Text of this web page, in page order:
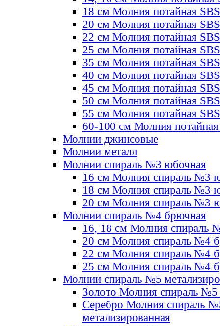
18 см Молния потайная SBS
20 см Молния потайная SBS
22 см Молния потайная SBS
25 см Молния потайная SBS
35 см Молния потайная SBS
40 см Молния потайная SBS
45 см Молния потайная SBS
50 см Молния потайная SBS
55 см Молния потайная SBS
60-100 см Молния
Молнии джинсовые
Молнии металл
Молнии спираль №3 юбочная
16 см Молния спираль №3
18 см Молния спираль №3
20 см Молния спираль №3
Молнии спираль №4 брючная
16, 18 см Молния спираль
20 см Молния спираль №4
22 см Молния спираль №4
25 см Молния спираль №4
Молнии спираль №5
Золото Молния спираль №5
Серебро Молния спираль
метализированная